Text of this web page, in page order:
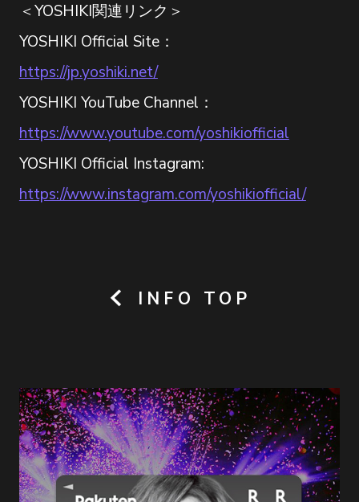
＜YOSHIKI関連リンク＞
YOSHIKI Official Site：
https://jp.yoshiki.net/
YOSHIKI YouTube Channel：
https://www.youtube.com/yoshikiofficial
YOSHIKI Official Instagram:
https://www.instagram.com/yoshikiofficial/
INFO TOP